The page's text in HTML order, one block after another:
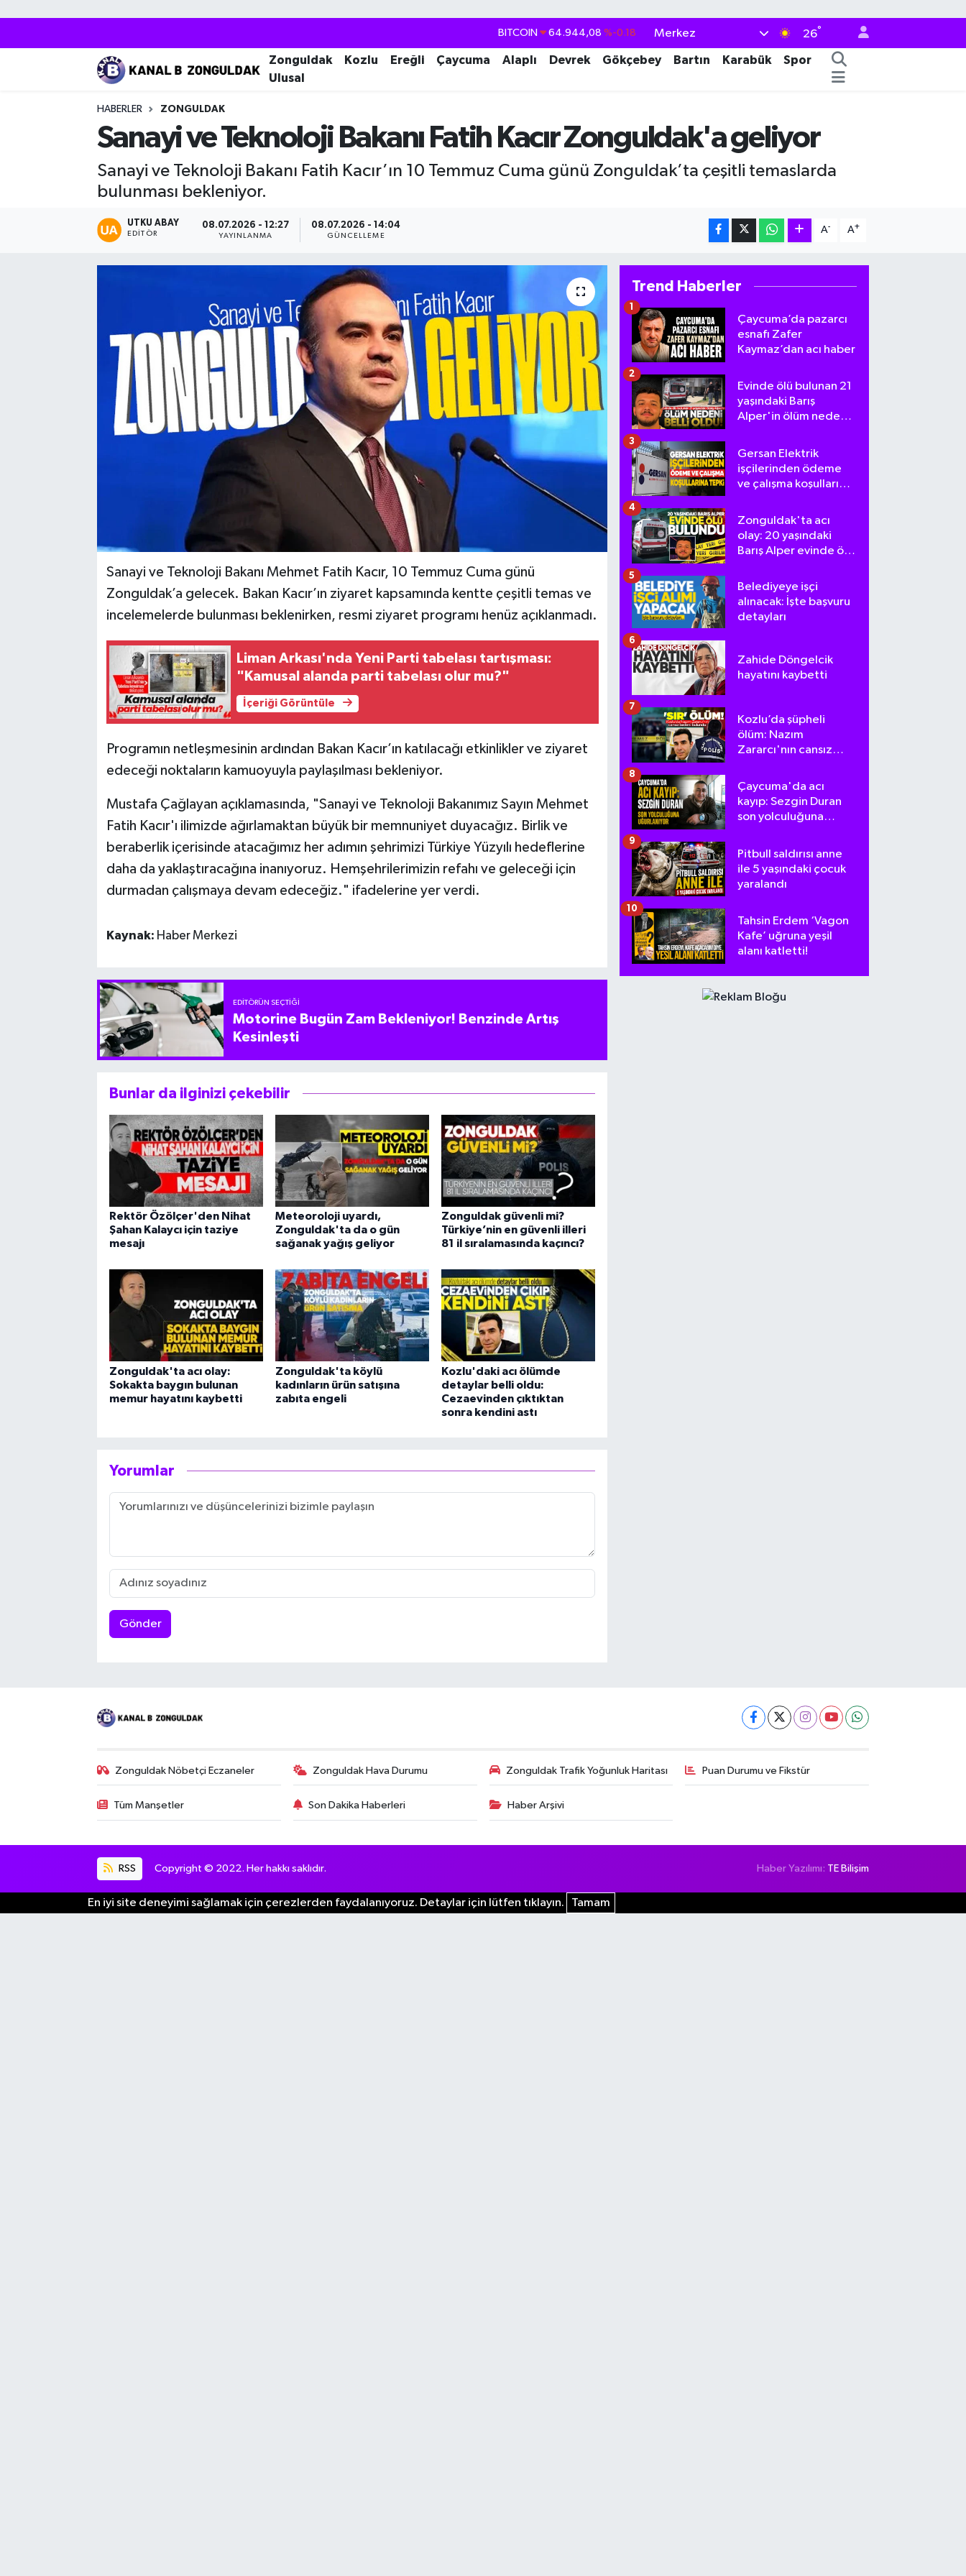
DOLAR 47,7436 %0.18
GRAM ALTIN 6660.55
%-14
Merkez 26°
Zonguldak Kozlu Ereğli Çaycuma Alaplı Devrek Gökçebey Bartın Karabük
Spor
Ulusal
HABERLER ZONGULDAK
Sanayi ve Teknoloji Bakanı Fatih Kacır Zonguldak'a geliyor
Sanayi ve Teknoloji Bakanı Fatih Kacır’ın 10 Temmuz Cuma günü Zonguldak’ta çeşitli temaslarda
bulunması bekleniyor.
UTKU ABAY
EDITÖR
08.07.2026 - 12:27
YAYINLANMA
08.07.2026 - 14:04
GÜNCELLEME
A- A+
Sanayi ve Teknoloji Bakanı Mehmet Fatih Kacır, 10 Temmuz Cuma günü
Zonguldak’a gelecek. Bakan Kacır’ın ziyaret kapsamında kentte çeşitli temas ve
incelemelerde bulunması beklenirken, resmi ziyaret programı henüz açıklanmadı.
Liman Arkası'nda Yeni Parti tabelası tartışması:
"Kamusal alanda parti tabelası olur mu?"
İçeriği Görüntüle
Programın netleşmesinin ardından Bakan Kacır’ın katılacağı etkinlikler ve ziyaret
edeceği noktaların kamuoyuyla paylaşılması bekleniyor.
Mustafa Çağlayan açıklamasında, "Sanayi ve Teknoloji Bakanımız Sayın Mehmet
Fatih Kacır'ı ilimizde ağırlamaktan büyük bir memnuniyet duyacağız. Birlik ve
beraberlik içerisinde atacağımız her adımın şehrimizi Türkiye Yüzyılı hedeflerine
daha da yaklaştıracağına inanıyoruz. Hemşehrilerimizin refahı ve geleceği için
durmadan çalışmaya devam edeceğiz." ifadelerine yer verdi.
Kaynak: Haber Merkezi
EDITÖRÜN SEÇTIĞI
Motorine Bugün Zam Bekleniyor! Benzinde Artış
Kesinleşti
Bunlar da ilginizi çekebilir
Rektör Özölçer'den Nihat
Şahan Kalaycı için taziye
mesajı
Meteoroloji uyardı,
Zonguldak'ta da o gün
sağanak yağış geliyor
Zonguldak güvenli mi?
Türkiye’nin en güvenli illeri
81 il sıralamasında kaçıncı?
Zonguldak'ta acı olay:
Sokakta baygın bulunan
memur hayatını kaybetti
Zonguldak'ta köylü
kadınların ürün satışına
zabıta engeli
Kozlu'daki acı ölümde
detaylar belli oldu:
Cezaevinden çıktıktan
sonra kendini astı
Yorumlar
Gönder
Trend Haberler
Çaycuma’da pazarcı
esnafı Zafer
Kaymaz’dan acı haber
1
Evinde ölü bulunan 21
yaşındaki Barış
Alper'in ölüm nedeni
2
Gersan Elektrik
işçilerinden ödeme
ve çalışma koşullarına
3
Zonguldak'ta acı
olay: 20 yaşındaki
Barış Alper evinde ölü
4
Belediyeye işçi
alınacak: İşte başvuru
detayları
5
Zahide Döngelcik
hayatını kaybetti
6
Kozlu’da şüpheli
ölüm: Nazım
Zararcı'nın cansız
7
Çaycuma'da acı
kayıp: Sezgin Duran
son yolculuğuna
8
Pitbull saldırısı anne
ile 5 yaşındaki çocuk
yaralandı
9
Tahsin Erdem ‘Vagon
Kafe’ uğruna yeşil
alanı katletti!
10
Zonguldak Nöbetçi Eczaneler Zonguldak Hava Durumu Zonguldak Trafik Yoğunluk Haritası Puan Durumu ve Fikstür
Tüm Manşetler Son Dakika Haberleri Haber Arşivi
RSS Copyright © 2022. Her hakkı saklıdır. Haber Yazılımı: TE Bilişim
En iyi site deneyimi sağlamak için çerezlerden faydalanıyoruz. Detaylar için lütfen tıklayın. Tamam
Zonguldak Nöbetçi Eczaneler
Zonguldak Trafik Yoğunluk Haritası
Puan Durumu ve Fikstür
Tüm Manşetler
Son Dakika Haberleri